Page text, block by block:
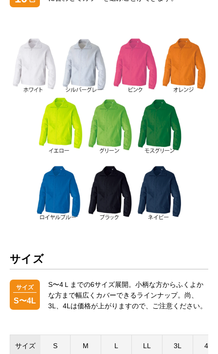
サイズ
サイズ
S〜4L
S〜4Ｌまでの6サイズ展開。小柄な方からふくよか
な方まで幅広くカバーできるラインナップ。尚、
3L、4Lは価格が上がりますので、ご注意ください。
サイズ S M L LL 3L 4L